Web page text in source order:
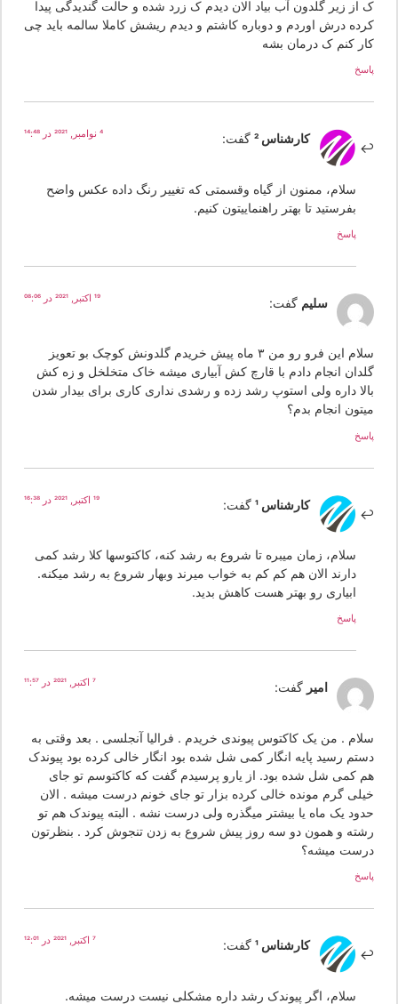
از زیر گلدون آب بیاد الان دیدم ک زرد شده و حالت گندیدگی پیدا
درش اوردم و دوباره کاشتم و دیدم ریشش کاملا سالمه باید چی
کنم ک درمان بشه
کارشناس 2 گفت:
سلام، ممنون از گیاه وقسمتی که تغییر رنگ داده عکس واضح
بفرستید تا بهتر راهنماییتون کنیم.
سلیم گفت:
سلام این فرو رو من ۳ ماه پیش خریدم گلدونش کوچک بو تعویز
انجام دادم با قارچ کش آبیاری میشه خاک متخلخل و زه کش
داره ولی استوپ رشد زده و رشدی نداری کاری برای بیدار شدن
انجام بدم؟
کارشناس 1 گفت:
سلام، زمان میبره تا شروع به رشد کنه، کاکتوسها کلا رشد کمی
دارند الان هم کم کم به خواب میرند وبهار شروع به رشد میکنه.
ابیاری رو بهتر هست کاهش بدید.
امیر گفت:
. من یک کاکتوس پیوندی خریدم . فرالیا آنجلسی . بعد وقتی به
رسید پایه انگار کمی شل شده بود انگار خالی کرده بود پیوندک
کمی شل شده بود. از یارو پرسیدم گفت که کاکتوسم تو جای
گرم مونده خالی کرده بزار تو جای خونم درست میشه . الان
یک ماه یا بیشتر میگذره ولی درست نشه . البته پیوندک هم تو
و همون دو سه روز پیش شروع به زدن تنجوش کرد . بنظرتون
میشه؟
کارشناس 1 گفت:
سلام، اگر پیوندک رشد داره مشکلی نیست درست میشه.